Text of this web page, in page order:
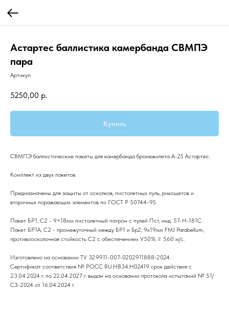
Астартес баллистика камербанда СВМПЭ
пара
Артикул:
5250,00 р.
Купить
СВМПЭ баллистические пакеты для камербанда бронежилета А-25 Астартес.
Комплект из двух пакетов.
Предназначены для защиты от осколков, пистолетных пуль, рикошетов и
вторичных поражающих элементов по ГОСТ Р 50744-95.
Пакет БР1, С2 - 9×18мм пистолетный патрон с пулей Пст, инд. 57-Н-181С.
Пакет БР1А, С2 - промежуточный между БР1 и Бр2, 9x19мм FMJ Parabellum,
противоосколочная стойкость С2 с обеспечением V50% ≥ 560 м/с.
Изготовлено на основании ТУ 32.99.11-007-0202911888-2024.
Сертификат соответствия № РОСС RU.НВ34.Н02419 срок действия с
23.04.2024 г. по 22.04.2027 г. выдан на основании протокола испытаний № 51/
СЗ-2024 от 16.04.2024 г.